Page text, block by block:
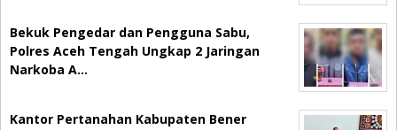
Bekuk Pengedar dan Pengguna Sabu,
Polres Aceh Tengah Ungkap 2 Jaringan
Narkoba A…
Kantor Pertanahan Kabupaten Bener